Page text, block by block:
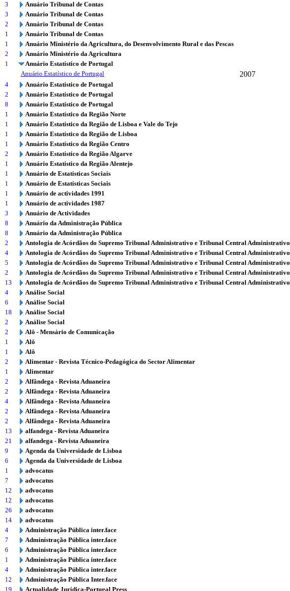
3
Anuário Tribunal de Contas
3
Anuário Tribunal de Contas
2
Anuário Tribunal de Contas
1
Anuário Tribunal de Contas
1
Anuário Ministério da Agricultura, do Desenvolvimento Rural e das Pescas
2
Anuário Ministério da Agricultura
1
Anuário Estatístico de Portugal
Anuário Estatístico de Portugal
2007
4
Anuário Estatístico de Portugal
2
Anuário Estatístico de Portugal
8
Anuário Estatístico de Portugal
1
Anuário Estatístico da Região Norte
1
Anuário Estatístico da Região de Lisboa e Vale do Tejo
1
Anuário Estatístico da Região de Lisboa
1
Anuário Estatístico da Região Centro
2
Anuário Estatístico da Região Algarve
1
Anuário Estatístico da Região Alentejo
1
Anuário de Estatísticas Sociais
1
Anuário de Estatísticas Sociais
1
Anuário de actividades 1991
1
Anuário de actividades 1987
3
Anuário de Actividades
8
Anuário da Administração Pública
8
Anuário da Administração Pública
2
Antologia de Acórdãos do Supremo Tribunal Administrativo e Tribunal Central Administrativo
4
Antologia de Acórdãos do Supremo Tribunal Administrativo e Tribunal Central Administrativo
5
Antologia de Acórdãos do Supremo Tribunal Administrativo e Tribunal Central Administrativo
2
Antologia de Acórdãos do Supremo Tribunal Administrativo e Tribunal Central Administrativo
13
Antologia de Acórdãos do Supremo Tribunal Administrativo e Tribunal Central Administrativo
4
Análise Social
6
Análise Social
18
Análise Social
2
Análise Social
2
Alô - Mensário de Comunicação
1
Alô
1
Alô
2
Alimentar - Revista Técnico-Pedagógica do Sector Alimentar
1
Alimentar
2
Alfândega - Revista Aduaneira
2
Alfândega - Revista Aduaneira
4
Alfândega - Revista Aduaneira
2
Alfândega - Revista Aduaneira
2
Alfândega - Revista Aduaneira
13
alfandega - Revista Aduaneira
21
alfandega - Revista Aduaneira
9
Agenda da Universidade de Lisboa
6
Agenda da Universidade de Lisboa
1
advocatus
7
advocatus
12
advocatus
12
advocatus
26
advocatus
14
advocatus
4
Administração Pública inter.face
7
Administração Pública inter.face
6
Administração Pública inter.face
1
Administração Pública inter.face
4
Administração Pública inter.face
12
Administração Pública Inter.face
19
Actualidade Jurídica-Portugal Press